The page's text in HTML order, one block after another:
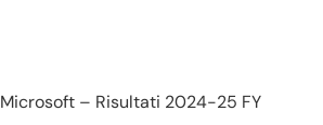
Microsoft – Risultati 2024-25 FY